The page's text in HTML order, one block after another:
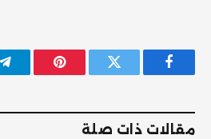
فيسبوك تويتر بينتيريست
مقالات ذات صلة